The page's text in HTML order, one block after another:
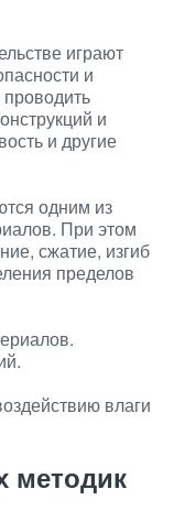
играют
и
и
и другие
одним из
При этом
сжатие, изгиб
пределов
влаги
методик